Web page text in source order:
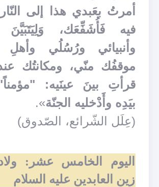
أمرتُ بعَبدي هذا إلى
فيه فَأُشَفِّعَك، وَلِيَتَبَيَّنَ
وأنبيائي ورُسُلُي وأهلِ
موقفُك منّي، ومكانتُك
قرأتِ بينَ عينَيه:
بيَدِه وأَدْخليه الجنّة».
(عِلَل الشّرائع، الصّدوق)
اليوم الخامس عشر:
زين العابدين عليه السلام